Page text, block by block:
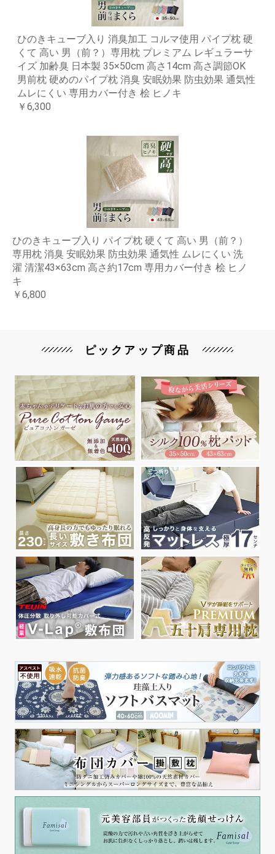
ひのきキューブ入り 消臭加工 コルマ使用 パイプ枕 硬
くて 高い 男（前？）専用枕 プレミアム レギュラーサ
イズ 加齢臭 日本製 35×50cm 高さ14cm 高さ調節OK
男前枕 硬めのパイプ枕 消臭 安眠効果 防虫効果 通気性
ムレにくい 専用カバー付き 桧 ヒノキ
￥6,300
ひのきキューブ入り パイプ枕 硬くて 高い 男（前？）
専用枕 消臭 安眠効果 防虫効果 通気性 ムレにくい 洗
濯 清潔43×63cm 高さ約17cm 専用カバー付き 桧 ヒノ
キ
￥6,800
ピックアップ商品